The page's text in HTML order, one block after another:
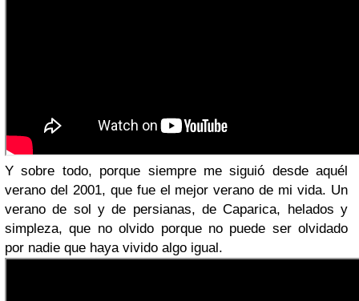
Y sobre todo, porque siempre me siguió desde aquél
verano del 2001, que fue el mejor verano de mi vida. Un
verano de sol y de persianas, de Caparica, helados y
simpleza, que no olvido porque no puede ser olvidado
por nadie que haya vivido algo igual.